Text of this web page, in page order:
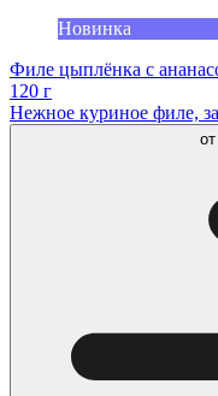
Новинка
Филе цыплёнка с
120 г
Нежное куриное филе,
от